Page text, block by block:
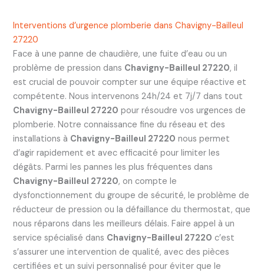
Interventions d’urgence plomberie dans Chavigny-Bailleul
27220
Face à une panne de chaudière, une fuite d’eau ou un
problème de pression dans Chavigny-Bailleul 27220, il
est crucial de pouvoir compter sur une équipe réactive et
compétente. Nous intervenons 24h/24 et 7j/7 dans tout
Chavigny-Bailleul 27220 pour résoudre vos urgences de
plomberie. Notre connaissance fine du réseau et des
installations à Chavigny-Bailleul 27220 nous permet
d’agir rapidement et avec efficacité pour limiter les
dégâts. Parmi les pannes les plus fréquentes dans
Chavigny-Bailleul 27220, on compte le
dysfonctionnement du groupe de sécurité, le problème de
réducteur de pression ou la défaillance du thermostat, que
nous réparons dans les meilleurs délais. Faire appel à un
service spécialisé dans Chavigny-Bailleul 27220 c’est
s’assurer une intervention de qualité, avec des pièces
certifiées et un suivi personnalisé pour éviter que le